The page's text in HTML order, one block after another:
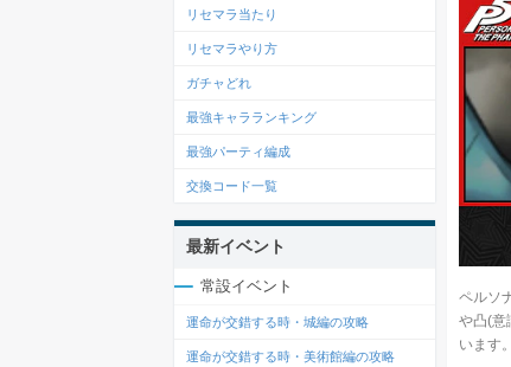
ペルソ
や凸(意
います。
リセマラ当たり
リセマラやり方
ガチャどれ
最強キャラランキング
最強パーティ編成
交換コード一覧
最新イベント
常設イベント
運命が交錯する時・城編の攻略
運命が交錯する時・美術館編の攻略